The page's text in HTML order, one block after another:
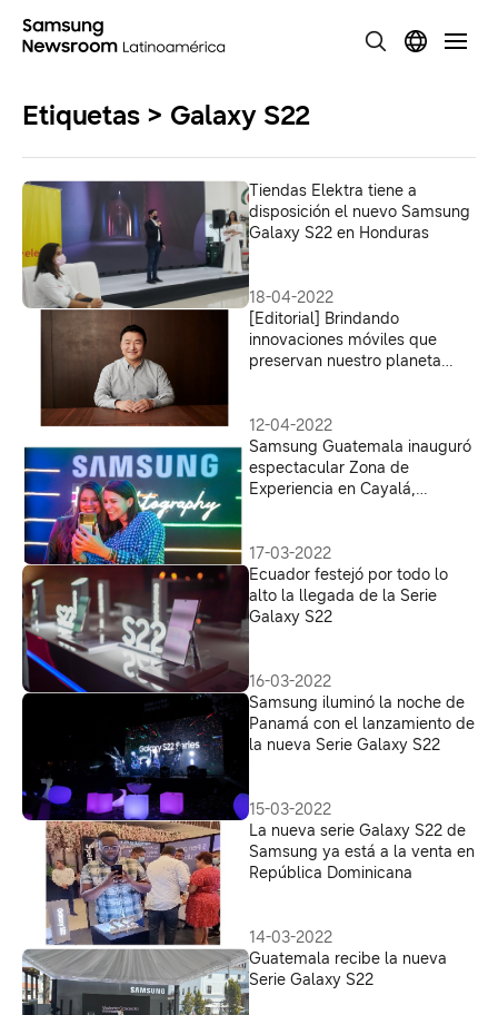
Etiquetas > Galaxy S22
Tiendas Elektra tiene a
disposición el nuevo Samsung
Galaxy S22 en Honduras
18-04-2022
[Editorial] Brindando
innovaciones móviles que
preservan nuestro planeta
12-04-2022
Samsung Guatemala inauguró
espectacular Zona de
Experiencia en Cayalá,
17-03-2022
Ecuador festejó por todo lo
alto la llegada de la Serie
Galaxy S22
16-03-2022
Samsung iluminó la noche de
Panamá con el lanzamiento de
la nueva Serie Galaxy S22
15-03-2022
La nueva serie Galaxy S22 de
Samsung ya está a la venta en
República Dominicana
14-03-2022
Guatemala recibe la nueva
Serie Galaxy S22